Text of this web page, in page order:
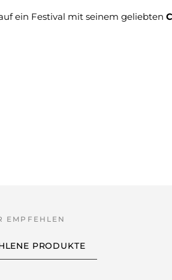
ein Festival mit seinem geliebten
PRODUKTE